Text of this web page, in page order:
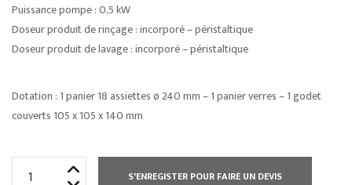
Puissance pompe : 0,5 kW
Doseur produit de rinçage : incorporé – péristaltique
Doseur produit de lavage : incorporé – péristaltique
Dotation : 1 panier 18 assiettes ø 240 mm – 1 panier verres – 1 godet
couverts 105 x 105 x 140 mm
S'ENREGISTER POUR FAIRE UN DEVIS